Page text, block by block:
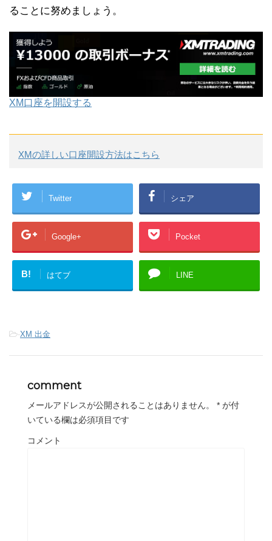
ることに努めましょう。
XM口座を開設する
XMの詳しい口座開設方法はこちら
Twitter シェア
Google+ Pocket
B! はてブ LINE
-XM 出金
comment
メールアドレスが公開されることはありません。 * が付
いている欄は必須項目です
コメント